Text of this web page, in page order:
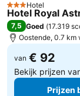
Kasteel van
Brugge anno
3 Sterren
Hotel
Hotel Royal
7,5 Goed (17.319
Oostende, 0.7 km
van € 92
Bekijk prijzen
Prijzen